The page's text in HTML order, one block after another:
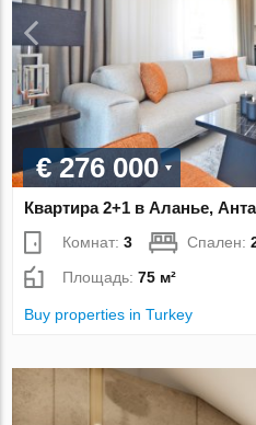
€ 276 000
Квартира 2+1 в Аланье,
Комнат:3 Спален:
Площадь:75 м²
Buy properties in Turkey